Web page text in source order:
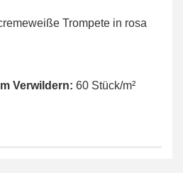
Trompete in rosa
Verwildern: 60 Stück/m²